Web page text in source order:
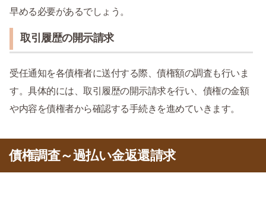
早める必要があるでしょう。
取引履歴の開示請求
受任通知を各債権者に送付する際、債権額の調査も行いま
す。具体的には、取引履歴の開示請求を行い、債権の金額
や内容を債権者から確認する手続きを進めていきます。
債権調査～過払い金返還請求